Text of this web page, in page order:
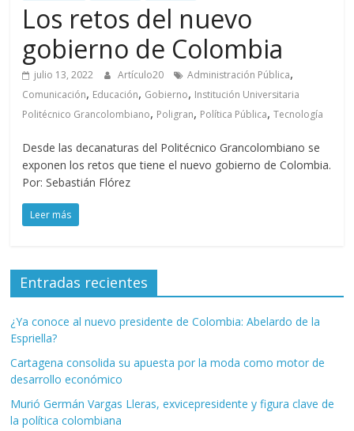
Los retos del nuevo
gobierno de Colombia
julio 13, 2022 Artículo20 Administración Pública,
Comunicación, Educación, Gobierno, Institución Universitaria
Politécnico Grancolombiano, Poligran, Política Pública,Tecnología
Desde las decanaturas del Politécnico Grancolombiano se
exponen los retos que tiene el nuevo gobierno de Colombia.
Por: Sebastián Flórez
Leer más
Entradas recientes
¿Ya conoce al nuevo presidente de Colombia: Abelardo de la
Espriella?
Cartagena consolida su apuesta por la moda como motor de
desarrollo económico
Murió Germán Vargas Lleras, exvicepresidente y figura clave de
la política colombiana